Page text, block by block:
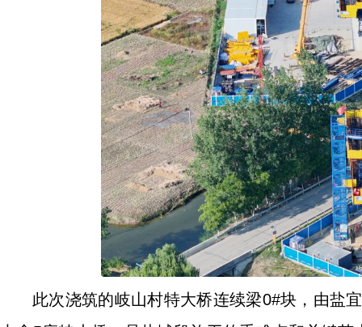
此次浇筑的岐山村特大桥连续梁0#块，由盐